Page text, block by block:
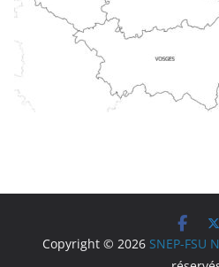
Copyright © 2026 SNEP-FSU